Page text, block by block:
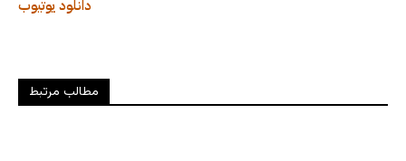
یوتیوب دانلود
مطالب مرتبط